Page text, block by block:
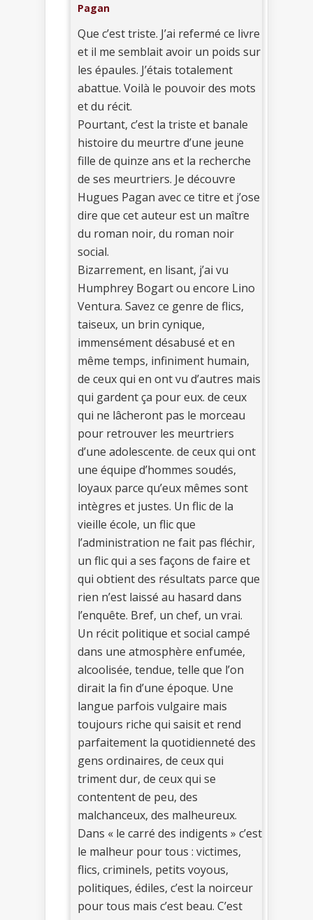
Pagan
Que c’est triste. J’ai refermé ce livre
et il me semblait avoir un poids sur
les épaules. J’étais totalement
abattue. Voilà le pouvoir des mots
et du récit.
Pourtant, c’est la triste et banale
histoire du meurtre d’une jeune
fille de quinze ans et la recherche
de ses meurtriers. Je découvre
Hugues Pagan avec ce titre et j’ose
dire que cet auteur est un maître
du roman noir, du roman noir
social.
Bizarrement, en lisant, j’ai vu
Humphrey Bogart ou encore Lino
Ventura. Savez ce genre de flics,
taiseux, un brin cynique,
immensément désabusé et en
même temps, infiniment humain,
de ceux qui en ont vu d’autres mais
qui gardent ça pour eux. de ceux
qui ne lâcheront pas le morceau
pour retrouver les meurtriers
d’une adolescente. de ceux qui ont
une équipe d’hommes soudés,
loyaux parce qu’eux mêmes sont
intègres et justes. Un flic de la
vieille école, un flic que
l’administration ne fait pas fléchir,
un flic qui a ses façons de faire et
qui obtient des résultats parce que
rien n’est laissé au hasard dans
l’enquête. Bref, un chef, un vrai.
Un récit politique et social campé
dans une atmosphère enfumée,
alcoolisée, tendue, telle que l’on
dirait la fin d’une époque. Une
langue parfois vulgaire mais
toujours riche qui saisit et rend
parfaitement la quotidienneté des
gens ordinaires, de ceux qui
triment dur, de ceux qui se
contentent de peu, des
malchanceux, des malheureux.
Dans « le carré des indigents » c’est
le malheur pour tous : victimes,
flics, criminels, petits voyous,
politiques, édiles, c’est la noirceur
pour tous mais c’est beau. C’est